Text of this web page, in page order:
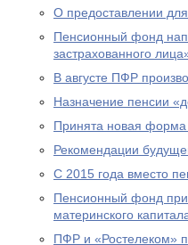
О предоставлении
Пенсионный фонд
застрахованного
В августе ПФР
Назначение пенсии
Принята новая
Рекомендации
С 2015 года вместо
Пенсионный фонд
материнского
ПФР и «Ростелеком»